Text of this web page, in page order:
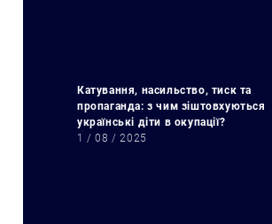
Катування, насильство, тиск та
пропаганда: з чим зіштовхуються
українські діти в окупації?
1 / 08 / 2025